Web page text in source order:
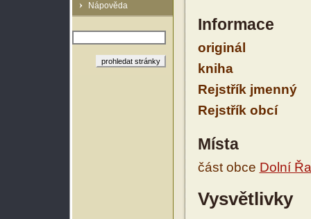
Nápověda
Informace
originál
kniha
Rejstřík jmenný
Rejstřík obcí
Místa
část obce Dolní
Vysvětlivky